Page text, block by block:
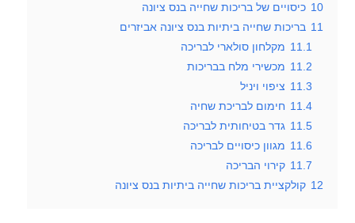
10 כיסויים של בריכות שחייה בנס ציונה
11 בריכות שחייה ביתיות בנס ציונה אביזרים
11.1 מקלחון סולארי לבריכה
11.2 מכשירי מלח בבריכות
11.3 ציפוי ויניל
11.4 חימום לבריכת שחיה
11.5 גדר בטיחותית לבריכה
11.6 מגוון כיסויים לבריכה
11.7 קירוי הבריכה
12 קולקציית בריכות שחייה ביתיות בנס ציונה